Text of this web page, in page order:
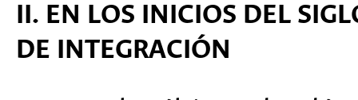
II. EN LOS INICIOS DEL
DE INTEGRACIÓN